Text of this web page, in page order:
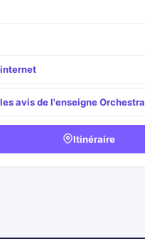
avis de l'enseigne Orchestra
Itinéraire